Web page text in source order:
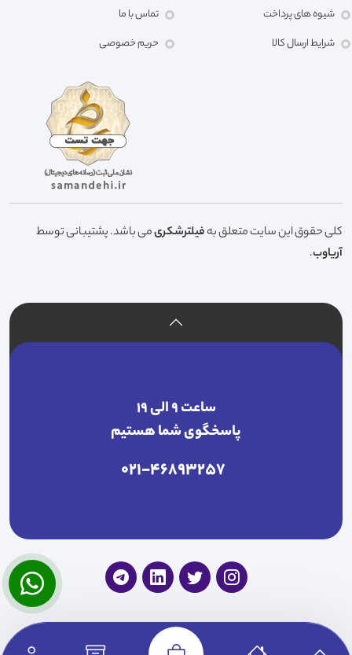
شیوه های پرداخت
شرایط ارسال کالا
تماس با ما
حریم خصوصی
کلی حقوق این سایت متعلق بهفیلترشکریمی باشد. پشتیبانی توسط
آریاوب.
ساعت ۹ الی ۱۹
پاسخگوی شما هستیم
021-46893257